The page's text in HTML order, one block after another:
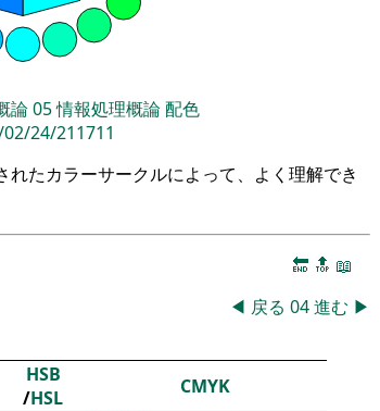
論05情報処理概論配色
24/211711
たカラーサークルによって、よく理解でき
🔚 🔝 📖
◀ 戻る 04進む ▶
HSB
/HSL CMYK